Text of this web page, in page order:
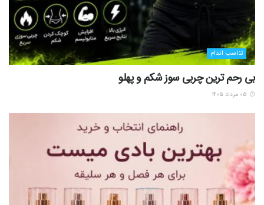
تناسب اندام
بی رحم ترین چربی سوز شکم و پهلو